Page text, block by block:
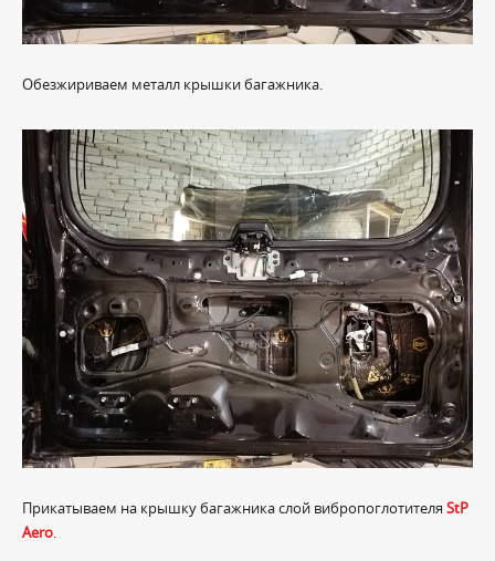
Обезжириваем металл крышки багажника.
Прикатываем на крышку багажника слой вибропоглотителя StP
Aero.